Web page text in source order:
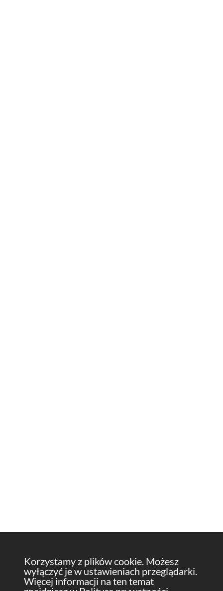
Korzystamy z plików cookie. Możesz
wyłączyć je w ustawieniach przeglądarki.
Więcej informacji na ten temat